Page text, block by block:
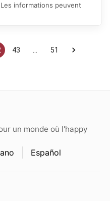
informations peuvent
43 51
un monde où l'happy
Español